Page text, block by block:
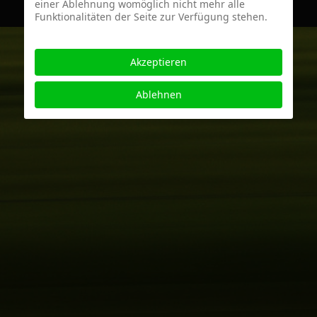
einer Ablehnung womöglich nicht mehr alle
Funktionalitäten der Seite zur Verfügung stehen.
Akzeptieren
Ablehnen